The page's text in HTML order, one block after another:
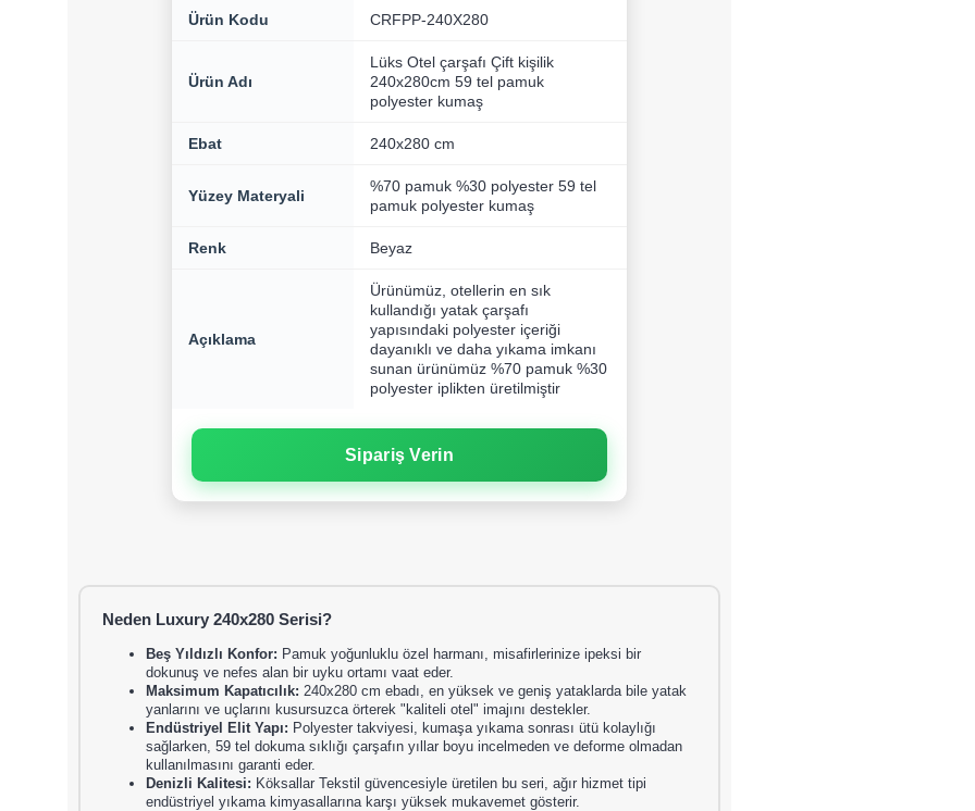
Ürün Kodu CRFPP-240X280
Ürün Adı
Lüks Otel çarşafı Çift kişilik
240x280cm 59 tel pamuk
polyester kumaş
Ebat 240x280 cm
Yüzey Materyali
%70 pamuk %30 polyester 59 tel
pamuk polyester kumaş
Renk Beyaz
Açıklama
Ürünümüz, otellerin en sık
kullandığı yatak çarşafı
yapısındaki polyester içeriği
dayanıklı ve daha yıkama imkanı
sunan ürünümüz %70 pamuk %30
polyester iplikten üretilmiştir
Sipariş Verin
Neden Luxury 240x280 Serisi?
Beş Yıldızlı Konfor: Pamuk yoğunluklu özel harmanı, misafirlerinize ipeksi bir
dokunuş ve nefes alan bir uyku ortamı vaat eder.
Maksimum Kapatıcılık: 240x280 cm ebadı, en yüksek ve geniş yataklarda bile yatak
yanlarını ve uçlarını kusursuzca örterek "kaliteli otel" imajını destekler.
Endüstriyel Elit Yapı: Polyester takviyesi, kumaşa yıkama sonrası ütü kolaylığı
sağlarken, 59 tel dokuma sıklığı çarşafın yıllar boyu incelmeden ve deforme olmadan
kullanılmasını garanti eder.
Denizli Kalitesi: Köksallar Tekstil güvencesiyle üretilen bu seri, ağır hizmet tipi
endüstriyel yıkama kimyasallarına karşı yüksek mukavemet gösterir.